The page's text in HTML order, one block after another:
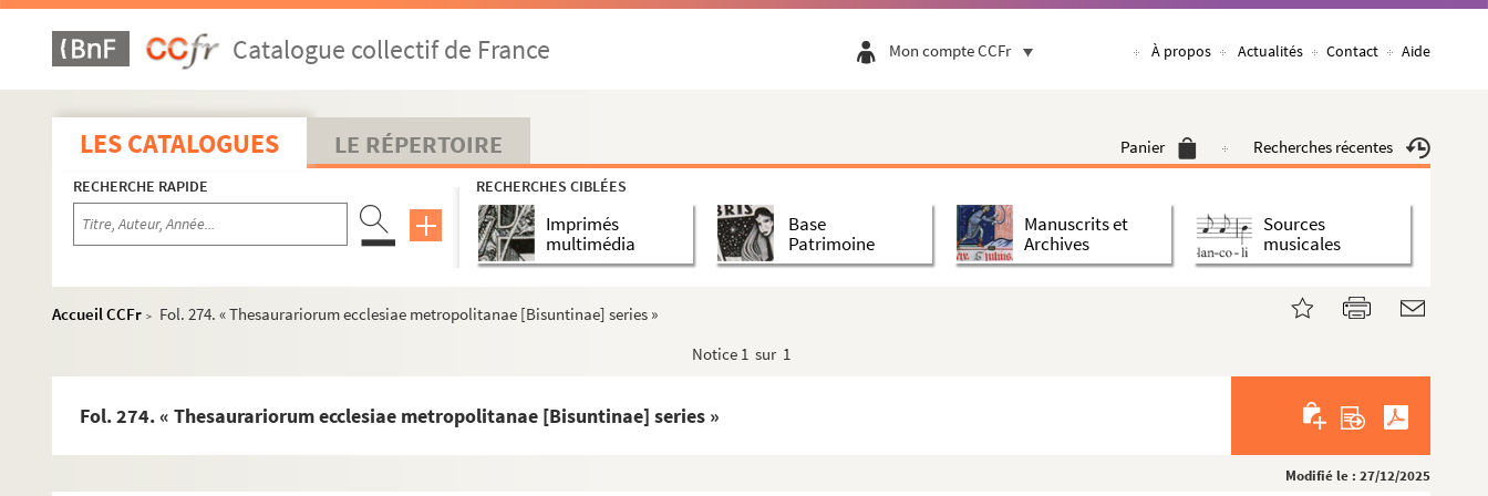
Catalogue collectif de France Mon compte CCFr À propos Actualités Contact Aide
LES CATALOGUES LE RÉPERTOIRE Panier Recherches récentes
RECHERCHE RAPIDE RECHERCHES CIBLÉES
Imprimés
multimédia
Base
Patrimoine
Manuscrits et
Archives
Sources
musicales
Accueil CCFr >
Fol. 274. « Thesaurariorum ecclesiae metropolitanae [Bisuntinae] series »
Notice 1 sur 1
Fol. 274. « Thesaurariorum ecclesiae metropolitanae [Bisuntinae] series »
Modifié le : 27/12/2025
Fol. 86. « Testament et codicile de maistre Guillaume de Sainct-Amour, docteur en saincte théologie »
Fol. 97. Acceptation par le chapitre métropolitain de Besançon de l'hoirie du chanoine-trésorier Jean Porcele...
Fol. 98. Fondation d'un chapitre et concession de franchises à la ville de Nozeroy
Fol. 115. Notes relevées dans les actes du chapitre métropolitain de Besançon, par Jean-Jacques Chiflet
Fol. 128. Lettre du cardinal Barberini sur l'incompatibilité du cumul du doyenné de Poligny et d'un canonicat ...
Fol. 129. Patente de nomination, par Charles-Quint, du chanoine Remy d'Occors à l'abbaye des Trois-Rois, à cha...
Fol. 130. Réclamations au sujet de pains d'abbaye concédés à des laïques en divers couvents de Franche-Comté p...
Fol. 164-165. Bref du pape Sixte V dispensant de la visite
ad limina
Jean Doroz, évêque de Nicopolis et auxiliaire...